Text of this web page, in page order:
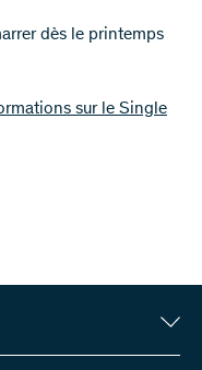
dès le printemps
sur le Single